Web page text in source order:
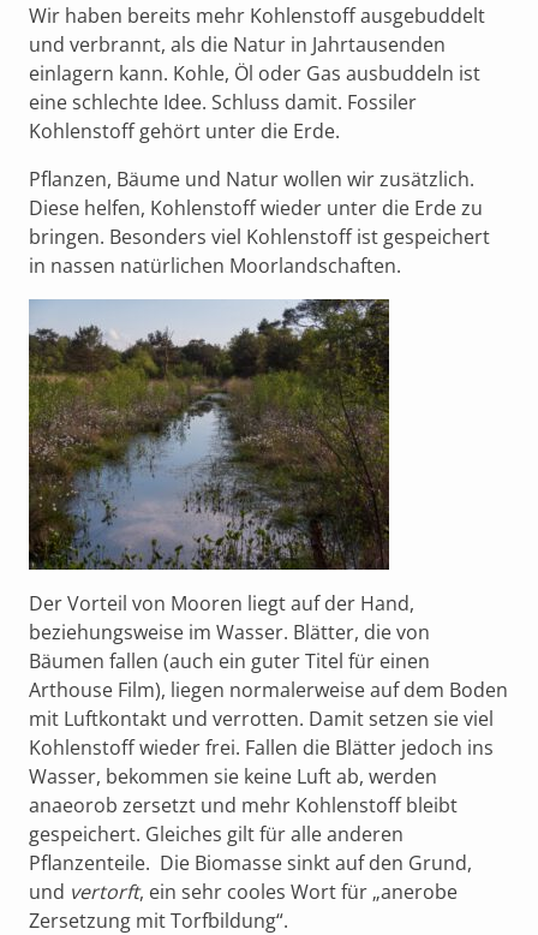
Wir haben bereits mehr Kohlenstoff ausgebuddelt
und verbrannt, als die Natur in Jahrtausenden
einlagern kann. Kohle, Öl oder Gas ausbuddeln ist
eine schlechte Idee. Schluss damit. Fossiler
Kohlenstoff gehört unter die Erde.
Pflanzen, Bäume und Natur wollen wir zusätzlich.
Diese helfen, Kohlenstoff wieder unter die Erde zu
bringen. Besonders viel Kohlenstoff ist gespeichert
in nassen natürlichen Moorlandschaften.
Der Vorteil von Mooren liegt auf der Hand,
beziehungsweise im Wasser. Blätter, die von
Bäumen fallen (auch ein guter Titel für einen
Arthouse Film), liegen normalerweise auf dem Boden
mit Luftkontakt und verrotten. Damit setzen sie viel
Kohlenstoff wieder frei. Fallen die Blätter jedoch ins
Wasser, bekommen sie keine Luft ab, werden
anaeorob zersetzt und mehr Kohlenstoff bleibt
gespeichert. Gleiches gilt für alle anderen
Pflanzenteile. Die Biomasse sinkt auf den Grund,
und vertorft, ein sehr cooles Wort für „anerobe
Zersetzung mit Torfbildung“.